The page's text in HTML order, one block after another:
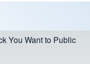
You Want to Public